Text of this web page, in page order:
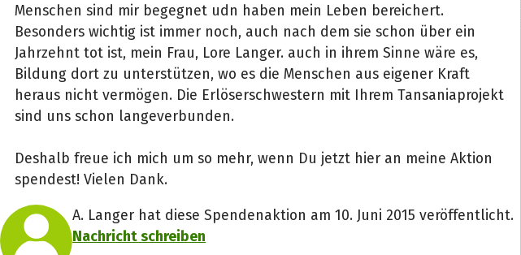
Menschen sind mir begegnet udn haben mein Leben bereichert.
Besonders wichtig ist immer noch, auch nach dem sie schon über ein
Jahrzehnt tot ist, mein Frau, Lore Langer. auch in ihrem Sinne wäre es,
Bildung dort zu unterstützen, wo es die Menschen aus eigener Kraft
heraus nicht vermögen. Die Erlöserschwestern mit Ihrem Tansaniaprojekt
sind uns schon langeverbunden.
Deshalb freue ich mich um so mehr, wenn Du jetzt hier an meine Aktion
spendest! Vielen Dank.
A. Langer hat diese Spendenaktion am 10. Juni 2015 veröffentlicht.
Nachricht schreiben